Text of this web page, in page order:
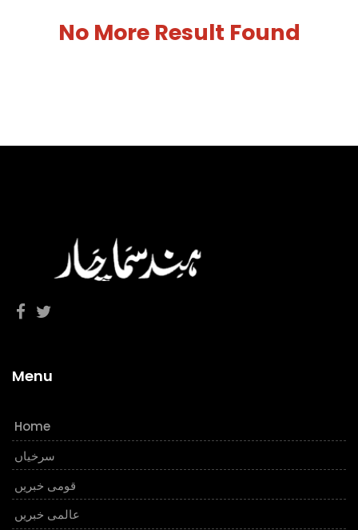
No More Result Found
Menu
Home
سرخیاں
قومی خبریں
عالمی خبریں